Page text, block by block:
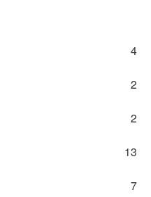
4
2
2
13
7